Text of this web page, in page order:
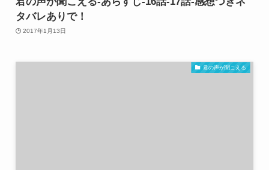
タバレありで！
2017年1月13日
君の声が聞こえる